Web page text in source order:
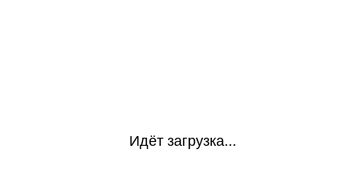
Идёт загрузка...